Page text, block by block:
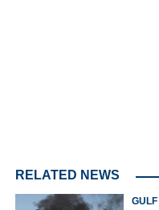
RELATED NEWS
GULF